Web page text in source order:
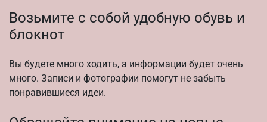
Возьмите с собой удобную обувь и
блокнот
Вы будете много ходить, а информации будет очень
много. Записи и фотографии помогут не забыть
понравившиеся идеи.